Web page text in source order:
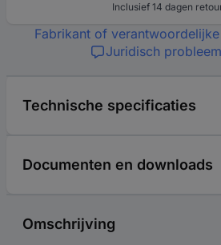
Inclusief 14 dagen
Fabrikant of
Juridisch
Technische specificaties
Documenten en downloads
Omschrijving